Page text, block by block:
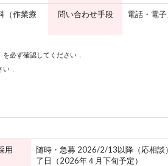
（作業療
問い合わせ手段 電話・電
必ず確認してください．
．
用
随時・急募 2026/2/13以降（応相談
了日（2026年４月下旬予定）